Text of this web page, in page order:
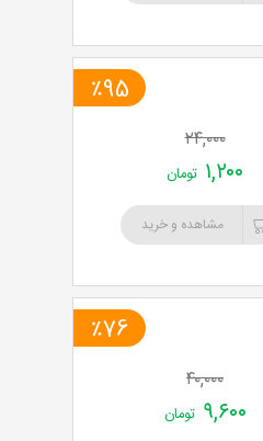
٪95
۲۴,۰۰۰
۱,۲۰۰ تومان
مشاهده و خرید
٪76
۴۰,۰۰۰
۹,۶۰۰ تومان